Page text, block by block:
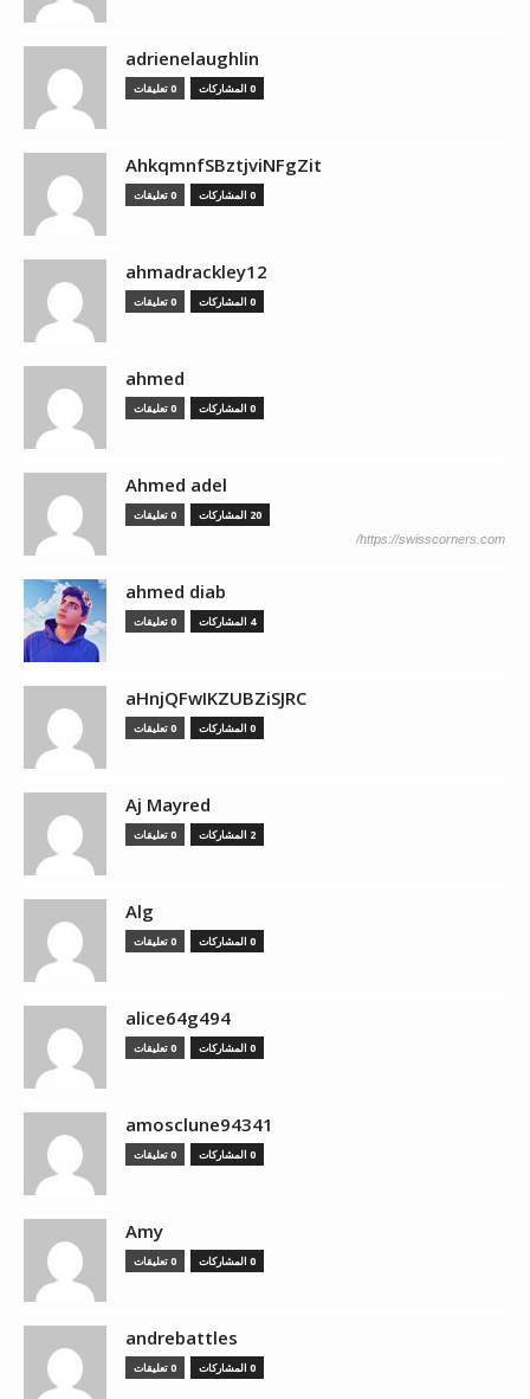
adrienelaughlin
0 المشاركات 0 تعليقات
AhkqmnfSBztjviNFgZit
0 المشاركات 0 تعليقات
ahmadrackley12
0 المشاركات 0 تعليقات
ahmed
0 المشاركات 0 تعليقات
Ahmed adel
20 المشاركات 0 تعليقات
https://swisscorners.com/
ahmed diab
4 المشاركات 0 تعليقات
aHnjQFwIKZUBZiSJRC
0 المشاركات 0 تعليقات
Aj Mayred
2 المشاركات 0 تعليقات
Alg
0 المشاركات 0 تعليقات
alice64g494
0 المشاركات 0 تعليقات
amosclune94341
0 المشاركات 0 تعليقات
Amy
0 المشاركات 0 تعليقات
andrebattles
0 المشاركات 0 تعليقات